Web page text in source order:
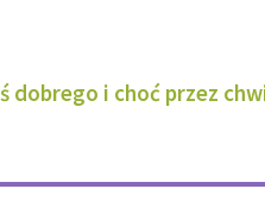
dobrego i choć przez